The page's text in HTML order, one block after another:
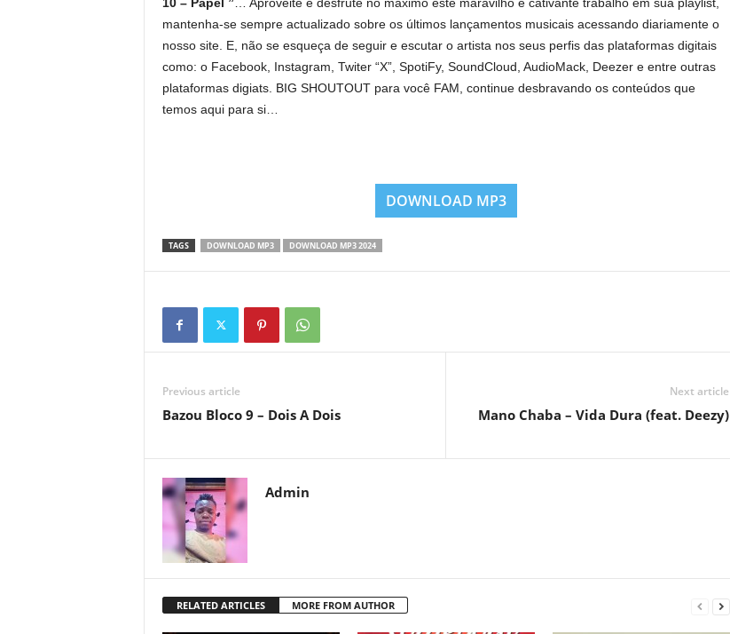
mantenha-se sempre actualizado sobre os últimos lançamentos musicais acessando diariamente o
nosso site. E, não se esqueça de seguir e escutar o artista nos seus perfis das plataformas digitais
como: o Facebook, Instagram, Twiter “X”, SpotiFy, SoundCloud, AudioMack, Deezer e entre outras
plataformas digiats. BIG SHOUTOUT para você FAM, continue desbravando os conteúdos que
temos aqui para si…
DOWNLOAD MP3
TAGS DOWNLOAD MP3 DOWNLOAD MP3 2024
Previous article
Bazou Bloco 9 – Dois A Dois
Next article
Mano Chaba – Vida Dura (feat. Deezy)
Admin
RELATED ARTICLES MORE FROM AUTHOR